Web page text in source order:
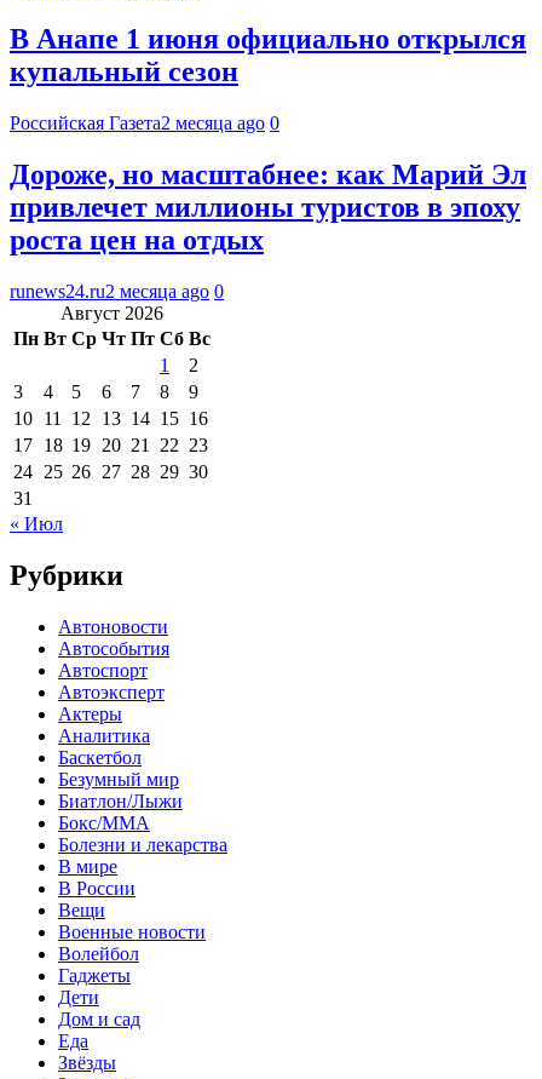
В Анапе 1 июня официально открылся
купальный сезон
Российская Газета2 месяца ago 0
Дороже, но масштабнее: как Марий Эл
привлечет миллионы туристов в эпоху
роста цен на отдых
runews24.ru2 месяца ago 0
Август 2026
Пн Вт Ср Чт Пт Сб Вс
1
2
3
4 5 6 7 8
9
10 11 12 13 14 15 16
17 18 19 20 21 22 23
24 25 26 27 28 29 30
31
« Июл
Рубрики
Автоновости
Автособытия
Автоспорт
Автоэксперт
Актеры
Аналитика
Баскетбол
Безумный мир
Биатлон/Лыжи
Бокс/MMA
Болезни и лекарства
В мире
В России
Вещи
Военные новости
Волейбол
Гаджеты
Дети
Дом и сад
Еда
Звёзды